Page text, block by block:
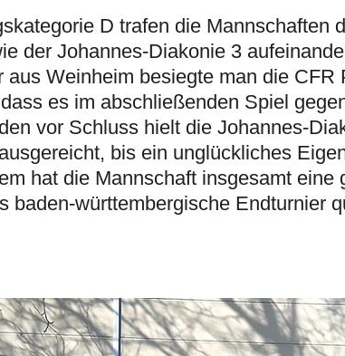
D trafen die Mannschaften
der Johannes-Diakonie 3
aus Weinheim besiegte man die
es im abschließenden Spiel
vor Schluss hielt die Johannes-
bis ein unglückliches
hat die Mannschaft insgesamt
baden-württembergische Endturnier